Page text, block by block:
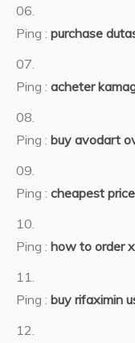
Ping : purchase
Ping : acheter
Ping : buy avodart
Ping : cheapest
Ping : how to order
Ping : buy rifaximin